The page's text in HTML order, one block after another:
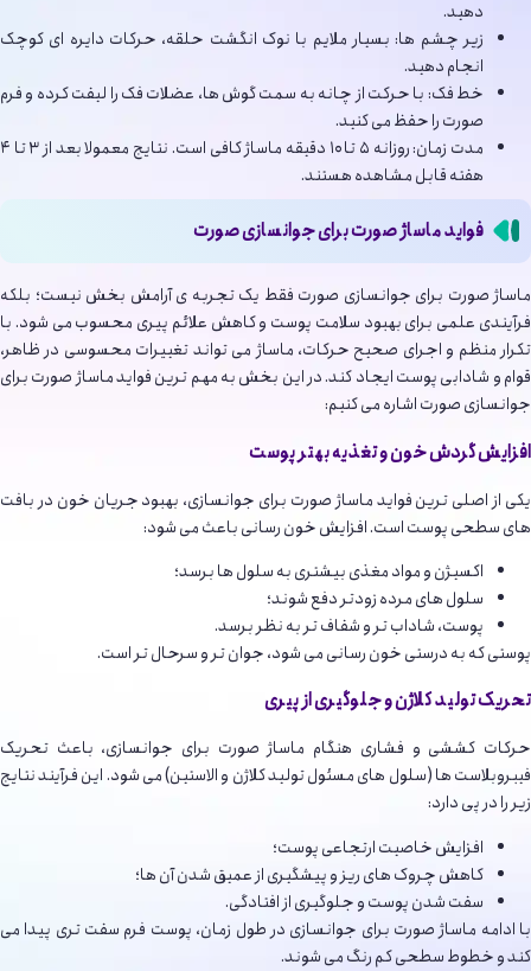
دهید.
زیر چشم ها: بسیار ملایم با نوک انگشت حلقه، حرکات دایره ای کوچک
انجام دهید.
خط فک: با حرکت از چانه به سمت گوش ها، عضلات فک را لیفت کرده و فرم
صورت را حفظ می کنید.
مدت زمان: روزانه ۵ تا ۱۰ دقیقه ماساژ کافی است. نتایج معمولا بعد از ۳ تا ۴
هفته قابل مشاهده هستند.
فواید ماساژ صورت برای جوانسازی صورت
ماساژ صورت برای جوانسازی صورت فقط یک تجربه ی آرامش بخش نیست؛ بلکه
فرآیندی علمی برای بهبود سلامت پوست و کاهش علائم پیری محسوب می شود. با
تکرار منظم و اجرای صحیح حرکات، ماساژ می تواند تغییرات محسوسی در ظاهر،
قوام و شادابی پوست ایجاد کند. در این بخش به مهم ترین فواید ماساژ صورت برای
جوانسازی صورت اشاره می کنیم:
افزایش گردش خون و تغذیه بهتر پوست
یکی از اصلی ترین فواید ماساژ صورت برای جوانسازی، بهبود جریان خون در بافت
های سطحی پوست است. افزایش خون رسانی باعث می شود:
اکسیژن و مواد مغذی بیشتری به سلول ها برسد؛
سلول های مرده زودتر دفع شوند؛
پوست، شاداب تر و شفاف تر به نظر برسد.
پوستی که به درستی خون رسانی می شود، جوان تر و سرحال تر است.
تحریک تولید کلاژن و جلوگیری از پیری
حرکات کششی و فشاری هنگام ماساژ صورت برای جوانسازی، باعث تحریک
فیبروبلاست ها (سلول های مسئول تولید کلاژن و الاستین) می شود. این فرآیند نتایج
زیر را در پی دارد:
افزایش خاصیت ارتجاعی پوست؛
کاهش چروک های ریز و پیشگیری از عمیق شدن آن ها؛
سفت شدن پوست و جلوگیری از افتادگی.
با ادامه ماساژ صورت برای جوانسازی در طول زمان، پوست فرم سفت تری پیدا می
کند و خطوط سطحی کم رنگ می شوند.